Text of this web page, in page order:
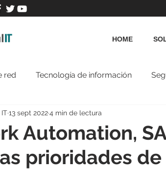
HOME
red Tecnología de información
Automation,
prioridades
13 sept 20224 min de lectura